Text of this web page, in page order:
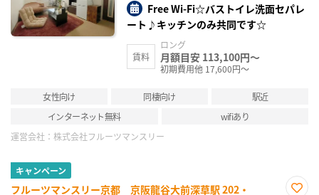
Free Wi-Fi☆バストイレ洗面セパレ
ート♪キッチンのみ共同です☆
賃料
ロング
月額目安 113,100円～
初期費用他 17,600円～
女性向け 同棲向け
駅近
インターネット無料
wifiあり
運営会社： 株式会社フルーツマンスリー
キャンペーン
フルーツマンスリー京都 京阪龍谷大前深草駅 202・